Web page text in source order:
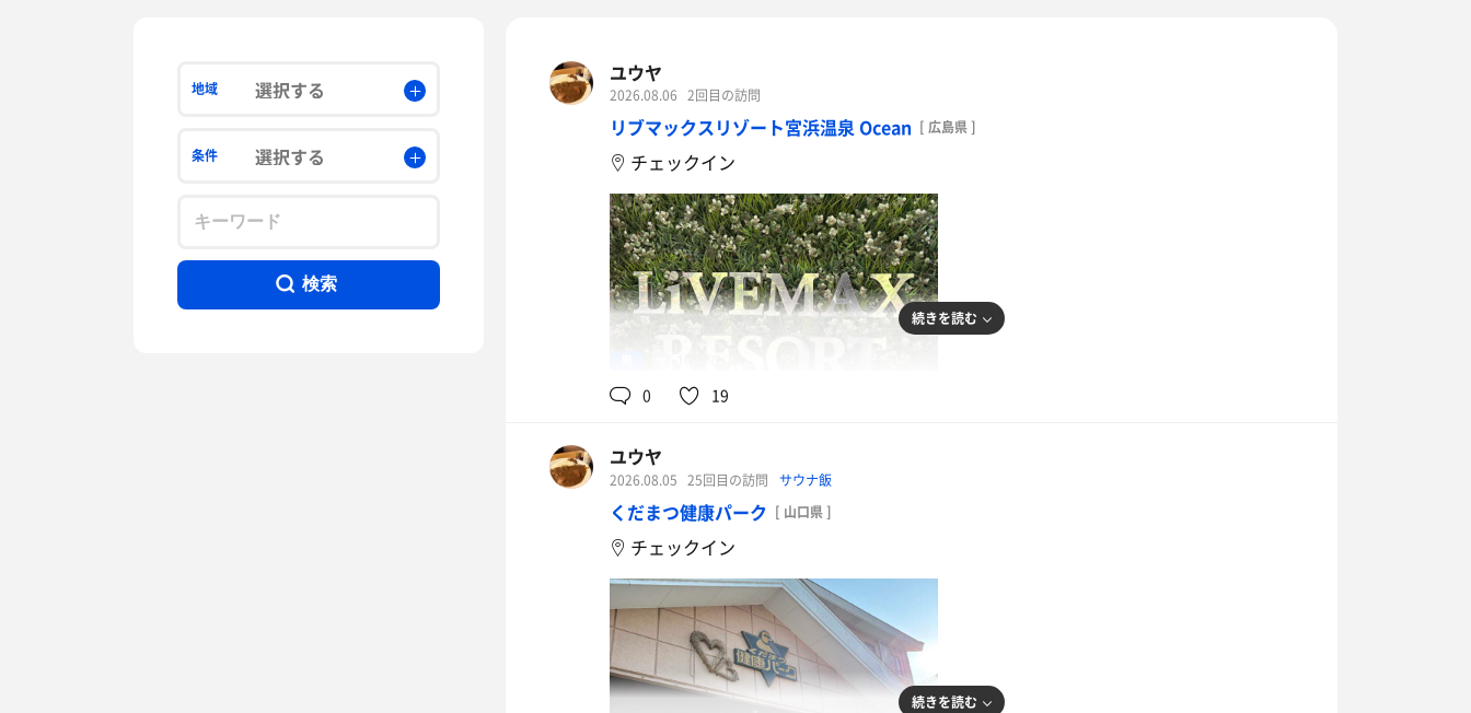
地域 選択する
条件 選択する
検索
ユウヤ
2026.08.06 2回目の訪問
リブマックスリゾート宮浜温泉 Ocean [ 広島県 ]
チェックイン
アクエリアスザゼロ
続きを読む
0 19
ユウヤ
2026.08.05 25回目の訪問 サウナ飯
くだまつ健康パーク [ 山口県 ]
チェックイン
続きを読む